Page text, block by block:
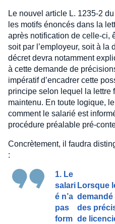
Le nouvel article L. 1235-2
les motifs énoncés dans la
après notification de celle-ci,
soit par l’employeur, soit à la
décret devra notamment
à cette demande de
impératif d’encadrer cette
principe selon lequel la lettre
maintenu. En toute logique,
comment le salarié est
procédure préalable pré-
Concrètement, il faudra
:
1. Le
salari
é n’a
pas
form
Lorsque
des
de